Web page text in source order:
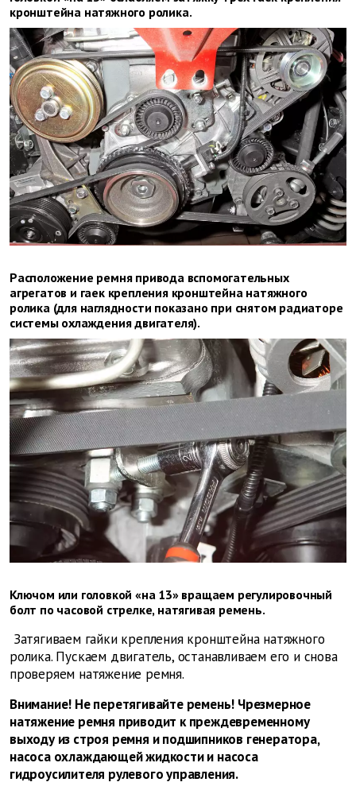
кронштейна натяжного ролика.
Расположение ремня привода вспомогательных
агрегатов и гаек крепления кронштейна натяжного
ролика (для наглядности показано при снятом радиаторе
системы охлаждения двигателя).
Ключом или головкой «на 13» вращаем регулировочный
болт по часовой стрелке, натягивая ремень.
Затягиваем гайки крепления кронштейна натяжного
ролика. Пускаем двигатель, останавливаем его и снова
проверяем натяжение ремня.
Внимание! Не перетягивайте ремень! Чрезмерное
натяжение ремня приводит к преждевременному
выходу из строя ремня и подшипников генератора,
насоса охлаждающей жидкости и насоса
гидроусилителя рулевого управления.